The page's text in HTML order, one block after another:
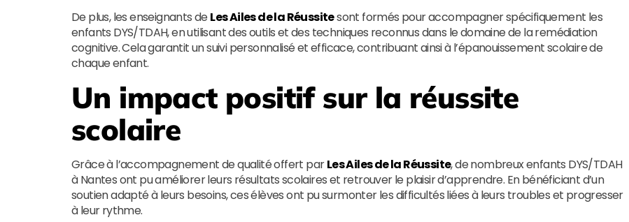
De plus, les enseignants de Les Ailes de la Réussitesont formés pour accompagner spécifiquement les
enfants DYS/TDAH, en utilisant des outils et des techniques reconnus dans le domaine de la remédiation
cognitive. Cela garantit un suivi personnalisé et efficace, contribuant ainsi à l’épanouissement scolaire de
chaque enfant.
Un impact positif sur la réussite
scolaire
Grâce à l’accompagnement de qualité offert parLes Ailes de la Réussite, de nombreux enfants DYS/TDAH
à Nantes ont pu améliorer leurs résultats scolaires et retrouver le plaisir d’apprendre. En bénéficiant d’un
soutien adapté à leurs besoins, ces élèves ont pu surmonter les difficultés liées à leurs troubles et progresser
à leur rythme.